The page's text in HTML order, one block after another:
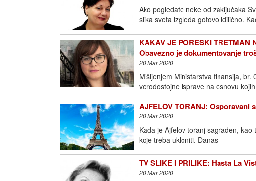
Ako pogledate neke od zaključaka
slika sveta izgleda gotovo idilično.
KAKAV JE PORESKI TRETMAN
Obavezno je dokumentovanje
20 Mar 2020
Mišljenjem Ministarstva finansija,
verodostojne isprave na osnovu
AJFELOV TORANJ: Osporavani
20 Mar 2020
Kada je Ajfelov toranj sagrađen,
koje treba ukloniti. Danas
TV SLIKE I PRILIKE: Hasta La
20 Mar 2020